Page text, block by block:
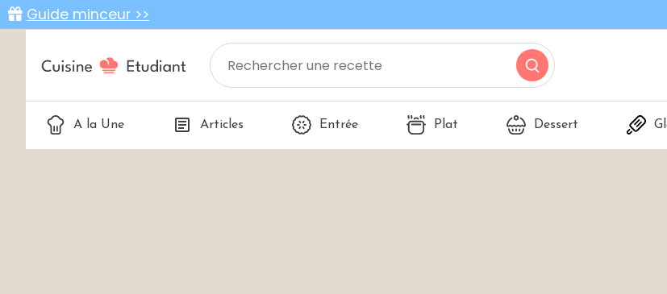
Guide minceur >>
A la Une Articles Entrée Plat Dessert